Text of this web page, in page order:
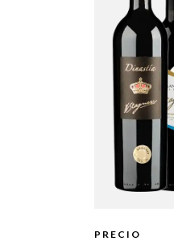
PRECIO